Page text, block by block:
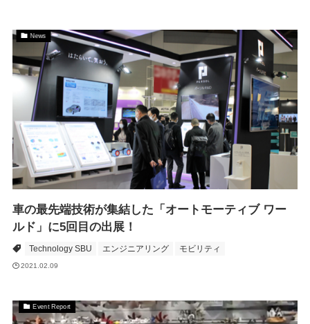
News
車の最先端技術が集結した「オートモーティブ ワー
ルド」に5回目の出展！
Technology SBU エンジニアリング モビリティ
2021.02.09
Event Report